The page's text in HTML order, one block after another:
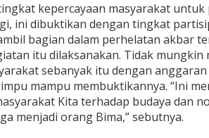
kepercayaan masyarakat untuk
ini dibuktikan dengan tingkat
bagian dalam perhelatan akbar
itu dilaksanakan. Tidak mungkin
sebanyak itu dengan
mampu membuktikannya. “Ini
Kita terhadap budaya dan
menjadi orang Bima,” sebutnya.